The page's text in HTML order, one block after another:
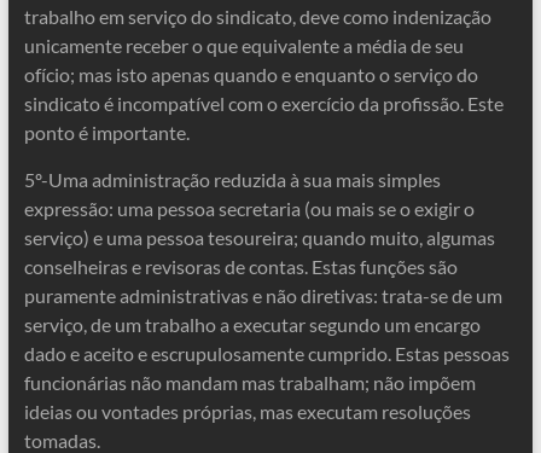
trabalho em serviço do sindicato, deve como indenização
unicamente receber o que equivalente a média de seu
ofício; mas isto apenas quando e enquanto o serviço do
sindicato é incompatível com o exercício da profissão. Este
ponto é importante.
5º-Uma administração reduzida à sua mais simples
expressão: uma pessoa secretaria (ou mais se o exigir o
serviço) e uma pessoa tesoureira; quando muito, algumas
conselheiras e revisoras de contas. Estas funções são
puramente administrativas e não diretivas: trata-se de um
serviço, de um trabalho a executar segundo um encargo
dado e aceito e escrupulosamente cumprido. Estas pessoas
funcionárias não mandam mas trabalham; não impõem
ideias ou vontades próprias, mas executam resoluções
tomadas.